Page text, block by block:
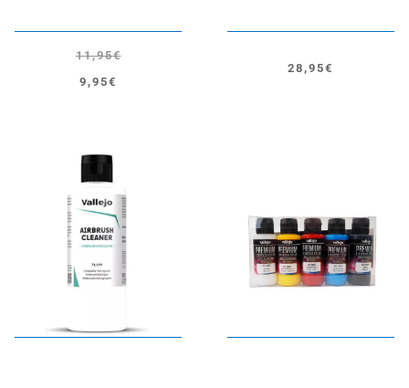
11,95€
El
era:
11,95€.
9,95€
El
es:
9,95€.
28,95€